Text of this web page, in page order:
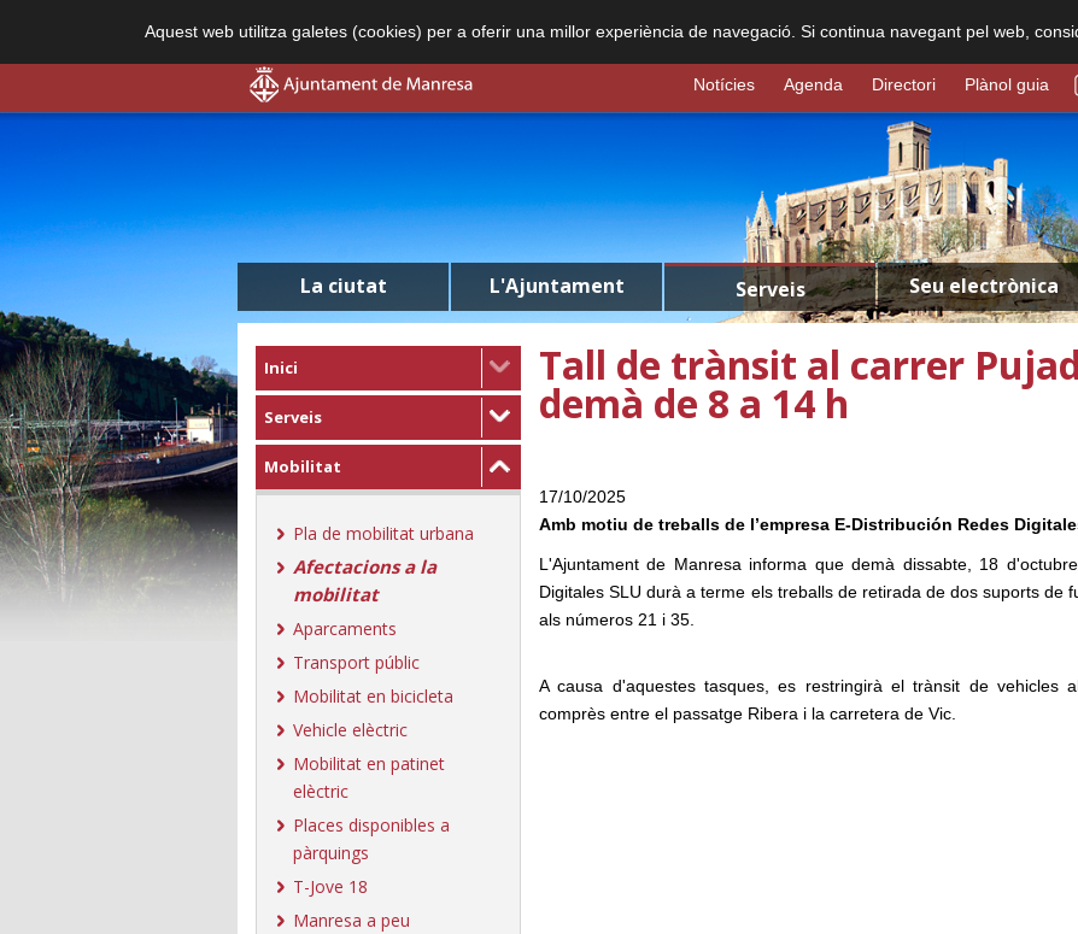
Aquest web utilitza galetes (cookies) per a oferir una millor experiència de navegació. Si continua navegant pel web,
Notícies Agenda Directori Plànol guia
La ciutat L'Ajuntament Serveis Seu electrònica
Inici
Serveis
Mobilitat
Pla de mobilitat urbana
Afectacions a la
mobilitat
Aparcaments
Transport públic
Mobilitat en bicicleta
Vehicle elèctric
Mobilitat en patinet
elèctric
Places disponibles a
pàrquings
T-Jove 18
Manresa a peu
Tall de trànsit al carrer
demà de 8 a 14 h
17/10/2025
Amb motiu de treballs de l’empresa E-Distribución Redes
L'Ajuntament de Manresa informa que demà dissabte, 18
Digitales SLU durà a terme els treballs de retirada de dos suports de
als números 21 i 35.
A causa d'aquestes tasques, es restringirà el trànsit de vehicles
comprès entre el passatge Ribera i la carretera de Vic.